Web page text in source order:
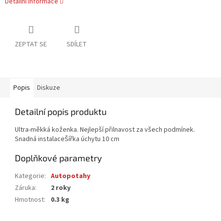
ZEPTAT SE SDÍLET
Popis Diskuze
Detailní popis produktu
Ultra-měkká koženka. Nejlepší přilnavost za všech podmínek.
Snadná instalaceŠířka úchytu 10 cm
Doplňkové parametry
Kategorie: Autopotahy
Záruka:
2 roky
Hmotnost: 0.3 kg